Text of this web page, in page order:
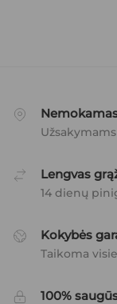
Lengvas
14 dienų
Kokybės
Taikoma
100%